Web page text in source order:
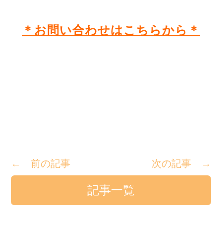
＊お問い合わせはこちらから＊
← 前の記事 次の記事 →
記事一覧